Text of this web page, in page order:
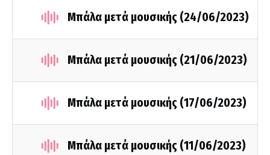
Μπάλα μετά μουσικής (24/06/2023)
Μπάλα μετά μουσικής (21/06/2023)
Μπάλα μετά μουσικής (17/06/2023)
Μπάλα μετά μουσικής (11/06/2023)